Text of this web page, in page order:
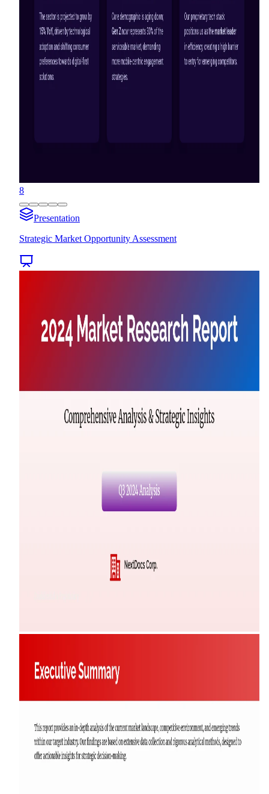
8
Presentation
Strategic Market Opportunity Assessment